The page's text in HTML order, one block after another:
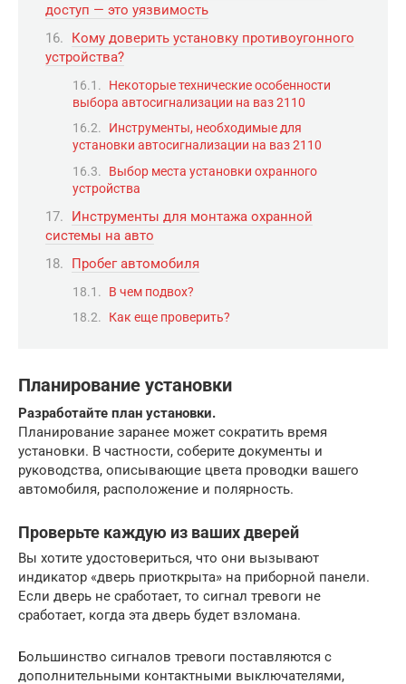
доступ — это уязвимость
Кому доверить установку противоугонного
устройства?
Некоторые технические особенности
выбора автосигнализации на ваз 2110
Инструменты, необходимые для
установки автосигнализации на ваз 2110
Выбор места установки охранного
устройства
Инструменты для монтажа охранной
системы на авто
Пробег автомобиля
В чем подвох?
Как еще проверить?
Планирование установки
Разработайте план установки.
Планирование заранее может сократить время
установки. В частности, соберите документы и
руководства, описывающие цвета проводки вашего
автомобиля, расположение и полярность.
Проверьте каждую из ваших дверей
Вы хотите удостовериться, что они вызывают
индикатор «дверь приоткрыта» на приборной панели.
Если дверь не сработает, то сигнал тревоги не
сработает, когда эта дверь будет взломана.
Большинство сигналов тревоги поставляются с
дополнительными контактными выключателями,